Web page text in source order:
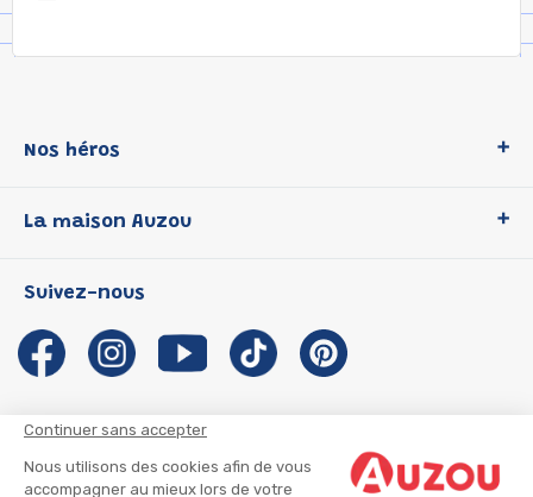
Continuer sans accepter
Nous utilisons des cookies afin de vous
accompagner au mieux lors de votre
Nos héros
P'tit Loup
Les Influenceuses
Migali
Petite Taupe
La maison Auzou
Notre histoire
Auzou s'engage
Auteurs et illustrateurs Auzou
Suivre mon colis
Suivez-nous
CGU